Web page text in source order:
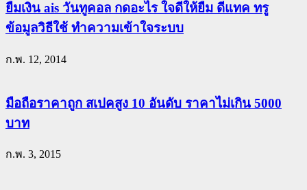
ยืมเงิน ais วันทูคอล กดอะไร ใจดีให้ยืม ดีแทค ทรู
ข้อมูลวิธีใช้ ทำความเข้าใจระบบ
ก.พ. 12, 2014
มือถือราคาถูก สเปคสูง 10 อันดับ ราคาไม่เกิน 5000
บาท
ก.พ. 3, 2015